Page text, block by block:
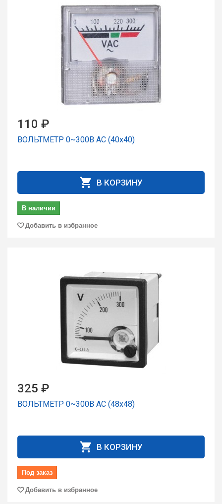
110 ₽
ВОЛЬТМЕТР 0~300В AC (40x40)
В КОРЗИНУ
В наличии
Добавить в избранное
325 ₽
ВОЛЬТМЕТР 0~300В AC (48х48)
В КОРЗИНУ
Под заказ
Добавить в избранное